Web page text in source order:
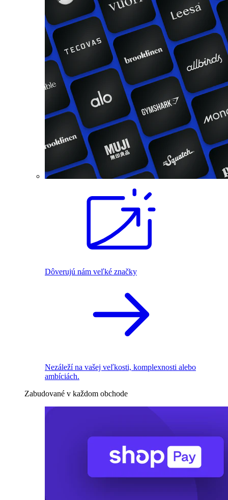
Dôverujú nám veľké značky
Nezáleží na vašej veľkosti, komplexnosti alebo
ambíciách.
Zabudované v každom obchode